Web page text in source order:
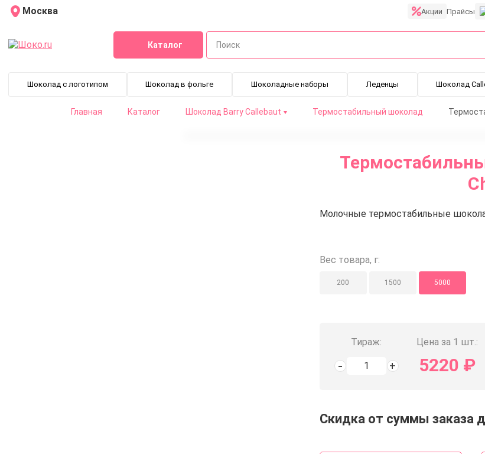
Москва Акции Прайсы
Каталог
Шоколад с логотипом Шоколад в фольге Шоколадные наборы Леденцы Шоколад
Главная Каталог Шоколад Barry Callebaut Термостабильный шоколад
Молочные термостабильные
Вес товара, г:
200 1500 5000
Тираж: Цена за 1 шт.:
5220 ₽
Скидка от суммы заказа